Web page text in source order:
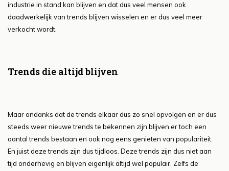
industrie in stand kan blijven en dat dus veel mensen ook
daadwerkelijk van trends blijven wisselen en er dus veel meer
verkocht wordt.
Trends die altijd blijven
Maar ondanks dat de trends elkaar dus zo snel opvolgen en er dus
steeds weer nieuwe trends te bekennen zijn blijven er toch een
aantal trends bestaan en ook nog eens genieten van populariteit.
En juist deze trends zijn dus tijdloos. Deze trends zijn dus niet aan
tijd onderhevig en blijven eigenlijk altijd wel populair. Zelfs de